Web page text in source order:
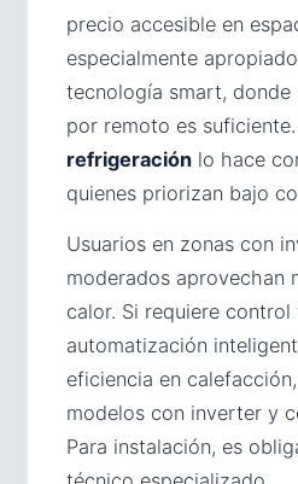
precio accesible en
especialmente
tecnología smart, donde
por remoto es suficiente.
refrigeración lo hace
quienes priorizan bajo
Usuarios en zonas con
moderados aprovechan
calor. Si requiere
automatización
eficiencia en
modelos con inverter y
Para instalación, es